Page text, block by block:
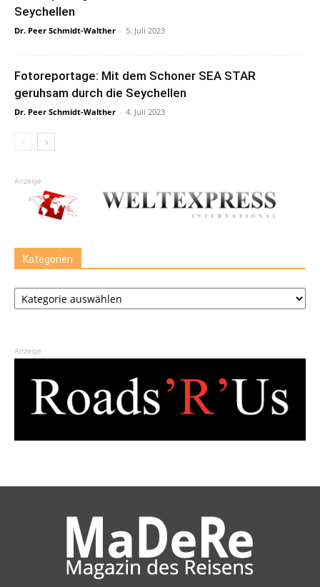
Seychellen
Dr. Peer Schmidt-Walther - 5. Juli 2023
Fotoreportage: Mit dem Schoner SEA STAR
geruhsam durch die Seychellen
Dr. Peer Schmidt-Walther - 4. Juli 2023
Anzeige
Kategorien
Kategorien
Anzeige